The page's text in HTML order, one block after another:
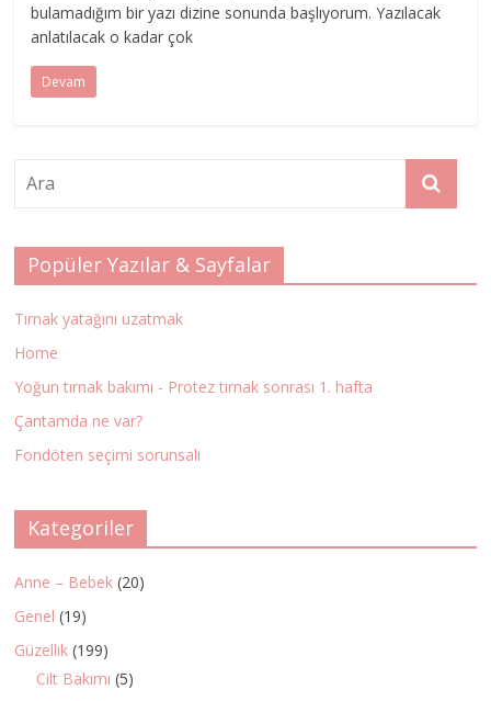
bulamadığım bir yazı dizine sonunda başlıyorum. Yazılacak
anlatılacak o kadar çok
Devam
Popüler Yazılar & Sayfalar
Tırnak yatağını uzatmak
Home
Yoğun tırnak bakımı - Protez tırnak sonrası 1. hafta
Çantamda ne var?
Fondöten seçimi sorunsalı
Kategoriler
Anne – Bebek (20)
Genel (19)
Güzellik (199)
Cilt Bakımı (5)